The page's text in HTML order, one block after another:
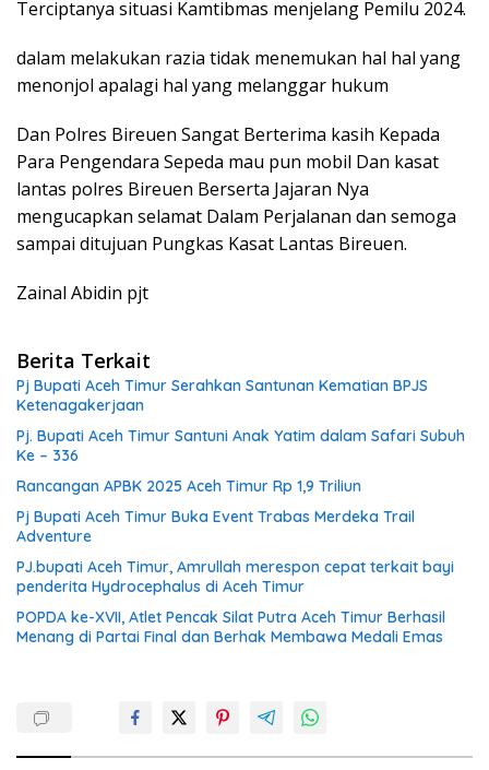
Terciptanya situasi Kamtibmas menjelang Pemilu 2024.
dalam melakukan razia tidak menemukan hal hal yang
menonjol apalagi hal yang melanggar hukum
Dan Polres Bireuen Sangat Berterima kasih Kepada
Para Pengendara Sepeda mau pun mobil Dan kasat
lantas polres Bireuen Berserta Jajaran Nya
mengucapkan selamat Dalam Perjalanan dan semoga
sampai ditujuan Pungkas Kasat Lantas Bireuen.
Zainal Abidin pjt
Berita Terkait
Pj Bupati Aceh Timur Serahkan Santunan Kematian BPJS
Ketenagakerjaan
Pj. Bupati Aceh Timur Santuni Anak Yatim dalam Safari Subuh
Ke – 336
Rancangan APBK 2025 Aceh Timur Rp 1,9 Triliun
Pj Bupati Aceh Timur Buka Event Trabas Merdeka Trail
Adventure
PJ.bupati Aceh Timur, Amrullah merespon cepat terkait bayi
penderita Hydrocephalus di Aceh Timur
POPDA ke-XVII, Atlet Pencak Silat Putra Aceh Timur Berhasil
Menang di Partai Final dan Berhak Membawa Medali Emas